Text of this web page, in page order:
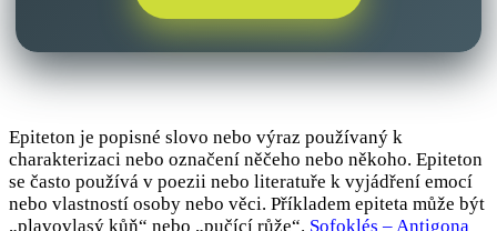
Epiteton je popisné slovo nebo výraz používaný k
charakterizaci nebo označení něčeho nebo někoho. Epiteton
se často používá v poezii nebo literatuře k vyjádření emocí
nebo vlastností osoby nebo věci. Příkladem epiteta může být
„plavovlasý kůň“ nebo „pučící růže“. Sofoklés – Antigona